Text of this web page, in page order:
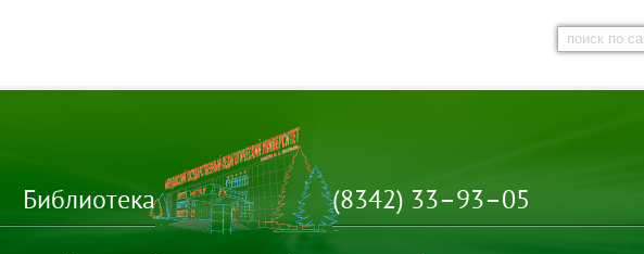
Библиотека (8342) 33–93–05